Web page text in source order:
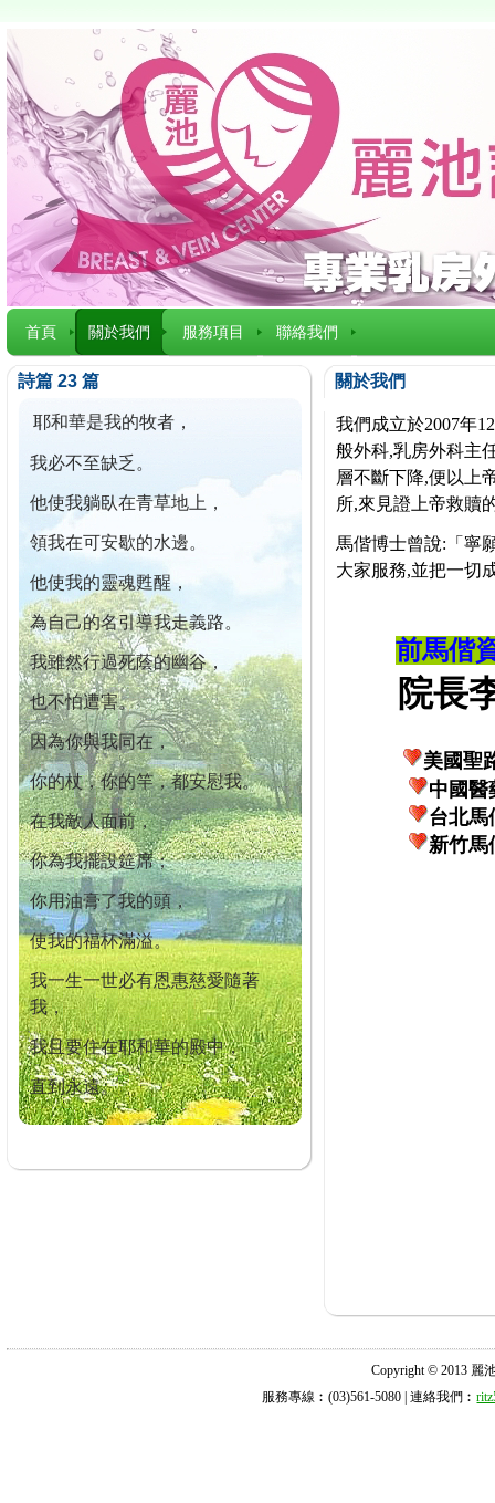
首頁 關於我們 服務項目 聯絡我們
詩篇 23 篇
耶和華是我的牧者，
我必不至缺乏。
他使我躺臥在青草地上，
領我在可安歇的水邊。
他使我的靈魂甦醒，
為自己的名引導我走義路。
我雖然行過死蔭的幽谷，
也不怕遭害。
因為你與我同在，
你的杖，你的竿，都安慰我。
在我敵人面前，
你為我擺設筵席；
你用油膏了我的頭，
使我的福杯滿溢。
我一生一世必有恩惠慈愛隨著
我，
我且要住在耶和華的殿中，
直到永遠。
關於我們
我們成立於2007年
般外科,乳房外科主
層不斷下降,便以上
所,來見證上帝救贖
馬偕博士曾說:「寧
大家服務,並把一切
前馬偕
院長李
美國聖
中國醫
台北馬
新竹馬
Copyright © 2013 麗
服務專線︰(03)561-5080 | 連絡我們︰